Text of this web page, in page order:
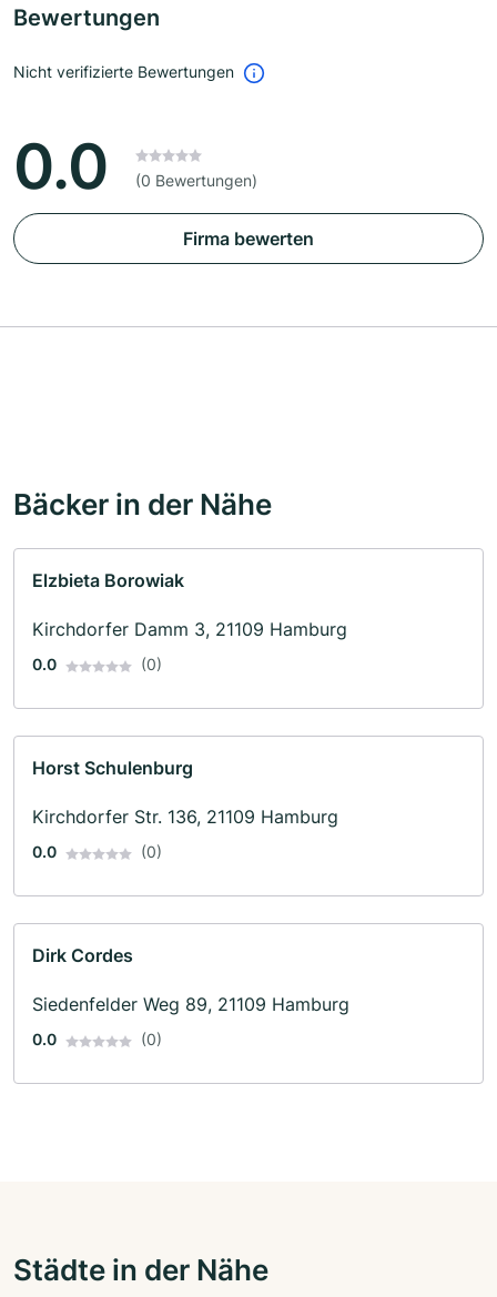
Bewertungen
Nicht verifizierte Bewertungen
0.0 (0 Bewertungen)
Firma bewerten
Bäcker in der Nähe
Elzbieta Borowiak
Kirchdorfer Damm 3, 21109 Hamburg
0.0 (0)
Horst Schulenburg
Kirchdorfer Str. 136, 21109 Hamburg
0.0 (0)
Dirk Cordes
Siedenfelder Weg 89, 21109 Hamburg
0.0 (0)
Städte in der Nähe